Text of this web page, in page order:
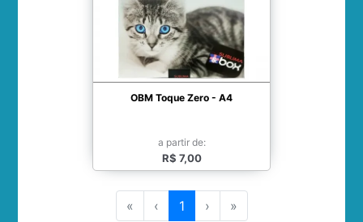
OBM Toque Zero - A4
a partir de:
R$ 7,00
« ‹ 1 › »